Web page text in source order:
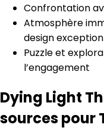
Confrontation
Atmosphère
design
Puzzle et
l’engagement
Dying Light
sources pour